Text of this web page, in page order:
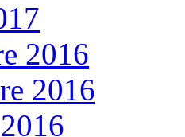
2016
2016